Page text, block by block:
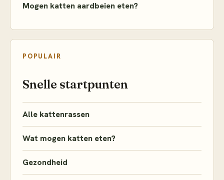
Mogen katten aardbeien eten?
POPULAIR
Snelle startpunten
Alle kattenrassen
Wat mogen katten eten?
Gezondheid